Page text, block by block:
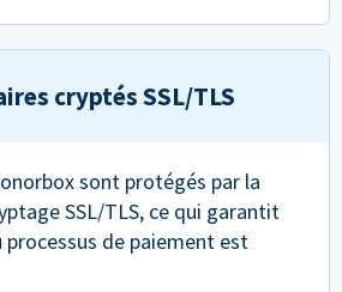
cryptés SSL/TLS
sont protégés par la
SSL/TLS, ce qui garantit
processus de paiement est